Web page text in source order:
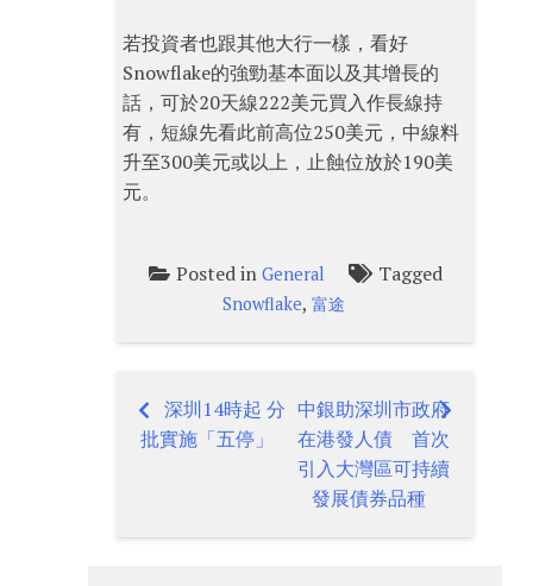
若投資者也跟其他大行一樣，看好
Snowflake的強勁基本面以及其增長的
話，可於20天線222美元買入作長線持
有，短線先看此前高位250美元，中線料
升至300美元或以上，止蝕位放於190美
元。
Posted in General Tagged
Snowflake, 富途
Post
navigation
深圳14時起 分
批實施「五停」
中銀助深圳市政府
在港發人債 首次
引入大灣區可持續
發展債券品種